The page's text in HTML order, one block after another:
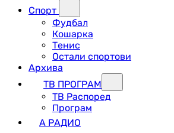
Спорт
Фудбал
Кошарка
Тенис
Остали спортови
Архива
ТВ ПРОГРАМ
ТВ Распоред
Програм
А РАДИО